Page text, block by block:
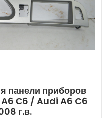
панели приборов
А6 С6 / Audi A6 C6
г.в.